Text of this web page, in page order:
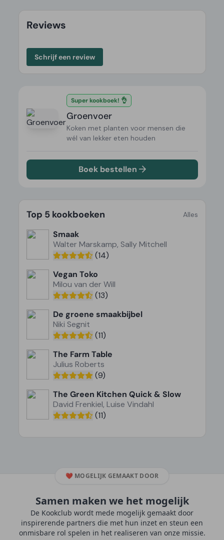
Reviews
Schrijf een review
Super kookboek! 👌
Groenvoer
Koken met planten voor mensen die
wél van lekker eten houden
Boek bestellen
Top 5 kookboeken Alles
Smaak
Walter Marskamp, Sally Mitchell
(14)
Vegan Toko
Milou van der Will
(13)
De groene smaakbijbel
Niki Segnit
(11)
The Farm Table
Julius Roberts
(9)
The Green Kitchen Quick & Slow
David Frenkiel, Luise Vindahl
(11)
❤️ MOGELIJK GEMAAKT DOOR
Samen maken we het mogelijk
De Kookclub wordt mede mogelijk gemaakt door
inspirerende partners die met hun inzet en steun een
onmisbare rol spelen in het realiseren van onze missie.